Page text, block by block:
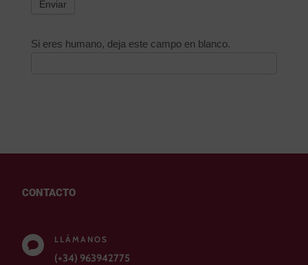
Enviar
Si eres humano, deja este campo en blanco.
CONTACTO

LLÁMANOS
(+34) 963942775